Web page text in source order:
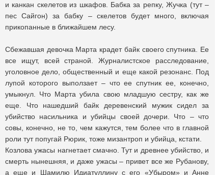
и канкан скелетов из шкафов. Бабка за репку, Жучка (тут –
пес Сайгон) за бабку – скелетов будет много, включая
прикопанные в ближайшем лесу.
Сбежавшая девочка Марта крадет байк своего спутника. Ее
все ищут, всей страной. Журналистское расследование,
уголовное дело, общественный и еще какой резонанс. Под
лупой которого выползает – что ее спутник ее, конечно,
умыкнул. Что Марта убила свою младшую сестру, как же
еще. Что нашедший байк деревенский мужик сидел за
убийство насильника и убийцы своей дочери. Что – что
совы, конечно, не то, чем кажутся, тем более что в главной
роли тут попугай Рюрик, тоже мизантроп и убийца, кстати.
Козлова ужасы нагнетает смачно. Тут и древнее убийство, и
смерть нынешняя, и даже ужасы – привет все же Рубанову,
а еще и Шамилю Идиатуллину с его «Убыром» и Анне